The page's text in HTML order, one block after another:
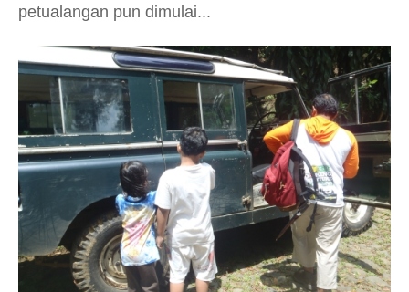
petualangan pun dimulai...